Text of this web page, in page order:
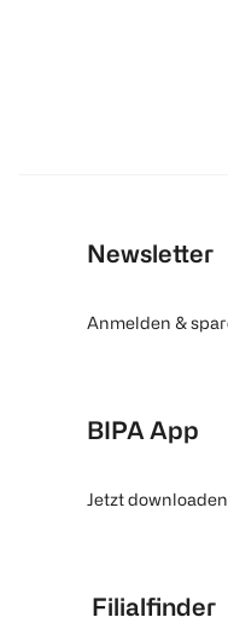
Newsletter
Anmelden &
BIPA App
Jetzt downloaden
Filialfinder